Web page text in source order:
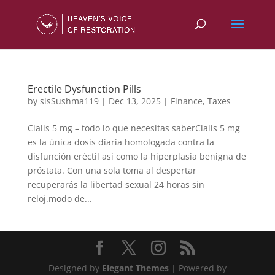
Erectile Dysfunction Pills
by sisSushma119| Dec 13, 2025| Finance, Taxes
Cialis 5 mg – todo lo que necesitas saberCialis 5 mg
es la única dosis diaria homologada contra la
disfunción eréctil así como la hiperplasia benigna de
próstata. Con una sola toma al despertar
recuperarás la libertad sexual 24 horas sin
reloj.modo de...
Designed by Elegant Themes| Powered by